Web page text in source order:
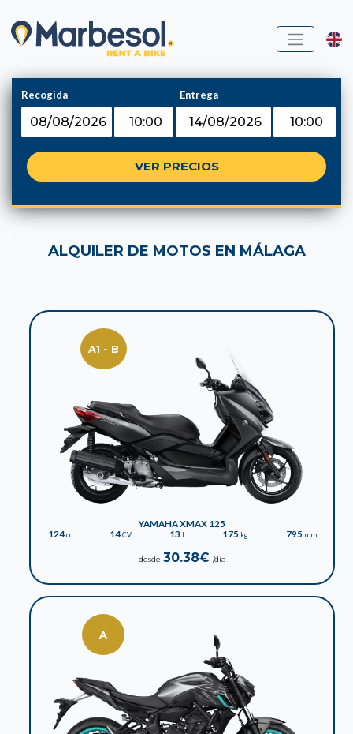
Recogida Entrega
ALQUILER DE MOTOS EN MÁLAGA
A1 - B
YAMAHA XMAX 125
124cc 14CV 13 l 175 kg 795 mm
desde 30.38€ /día
A